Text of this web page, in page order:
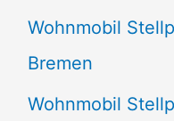
Wohnmobil
Bremen
Wohnmobil